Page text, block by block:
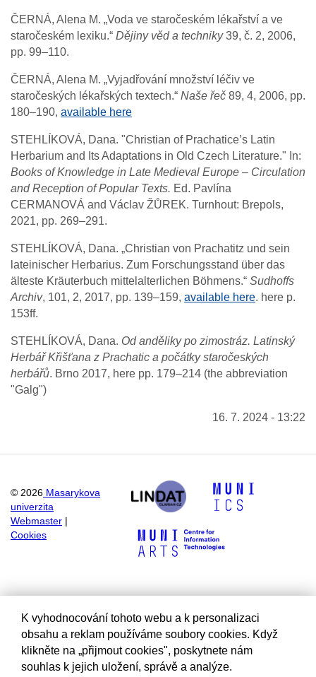
ČERNÁ, Alena M. „Voda ve staročeském lékařství a ve
staročeském lexiku.“ Dějiny věd a techniky39, č. 2, 2006,
pp. 99–110.
ČERNÁ, Alena M. „Vyjadřování množství léčiv ve
staročeských lékařských textech.“ Naše řeč 89, 4, 2006, pp.
180–190, available here
STEHLÍKOVÁ, Dana. "Christian of Prachatice’s Latin
Herbarium and Its Adaptations in Old Czech Literature." In:
Books of Knowledge in Late Medieval Europe – Circulation
and Reception of Popular Texts. Ed. Pavlína
CERMANOVÁ and Václav ŽŮREK. Turnhout: Brepols,
2021, pp. 269–291.
STEHLÍKOVÁ, Dana. „Christian von Prachatitz und sein
lateinischer Herbarius. Zum Forschungsstand über das
älteste Kräuterbuch mittelalterlichen Böhmens.“ Sudhoffs
Archiv, 101, 2, 2017, pp. 139–159, available here. here p.
153ff.
STEHLÍKOVÁ, Dana. Od anděliky po zimostráz. Latinský
Herbář Křišťana z Prachatic a počátky staročeských
herbářů. Brno 2017, here pp. 179–214 (the abbreviation
"Galg")
16. 7. 2024 - 13:22
© 2026 Masarykova
univerzita
Webmaster |
Cookies
K vyhodnocování tohoto webu a k personalizaci
obsahu a reklam používáme soubory cookies. Když
klikněte na „přijmout cookies", poskytnete nám
souhlas k jejich uložení, správě a analýze.